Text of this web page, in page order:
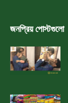
জনপ্রিয় পোস্টগুলো